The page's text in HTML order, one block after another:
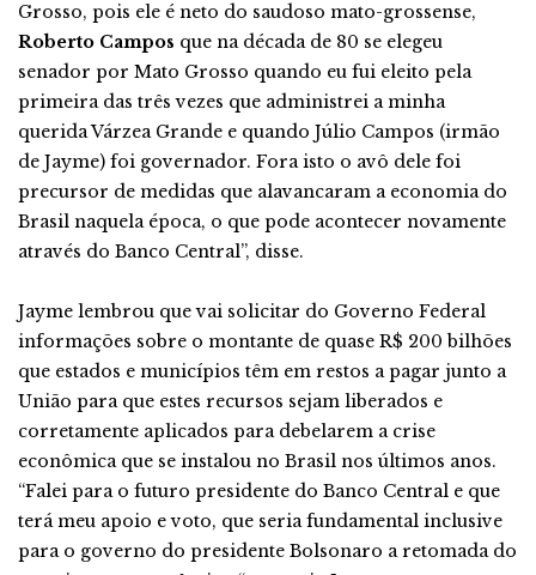
Grosso, pois ele é neto do saudoso mato-grossense,
Roberto Campos que na década de 80 se elegeu
senador por Mato Grosso quando eu fui eleito pela
primeira das três vezes que administrei a minha
querida Várzea Grande e quando Júlio Campos (irmão
de Jayme) foi governador. Fora isto o avô dele foi
precursor de medidas que alavancaram a economia do
Brasil naquela época, o que pode acontecer novamente
através do Banco Central”, disse.
Jayme lembrou que vai solicitar do Governo Federal
informações sobre o montante de quase R$ 200 bilhões
que estados e municípios têm em restos a pagar junto a
União para que estes recursos sejam liberados e
corretamente aplicados para debelarem a crise
econômica que se instalou no Brasil nos últimos anos.
“Falei para o futuro presidente do Banco Central e que
terá meu apoio e voto, que seria fundamental inclusive
para o governo do presidente Bolsonaro a retomada do